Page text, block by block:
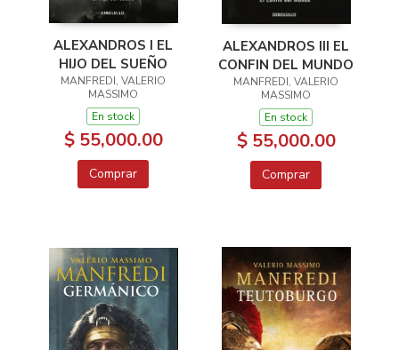
ALEXANDROS I EL
HIJO DEL SUEÑO
MANFREDI, VALERIO
MASSIMO
En stock
$ 55,000.00
Comprar
ALEXANDROS III EL
CONFIN DEL MUNDO
MANFREDI, VALERIO
MASSIMO
En stock
$ 55,000.00
Comprar